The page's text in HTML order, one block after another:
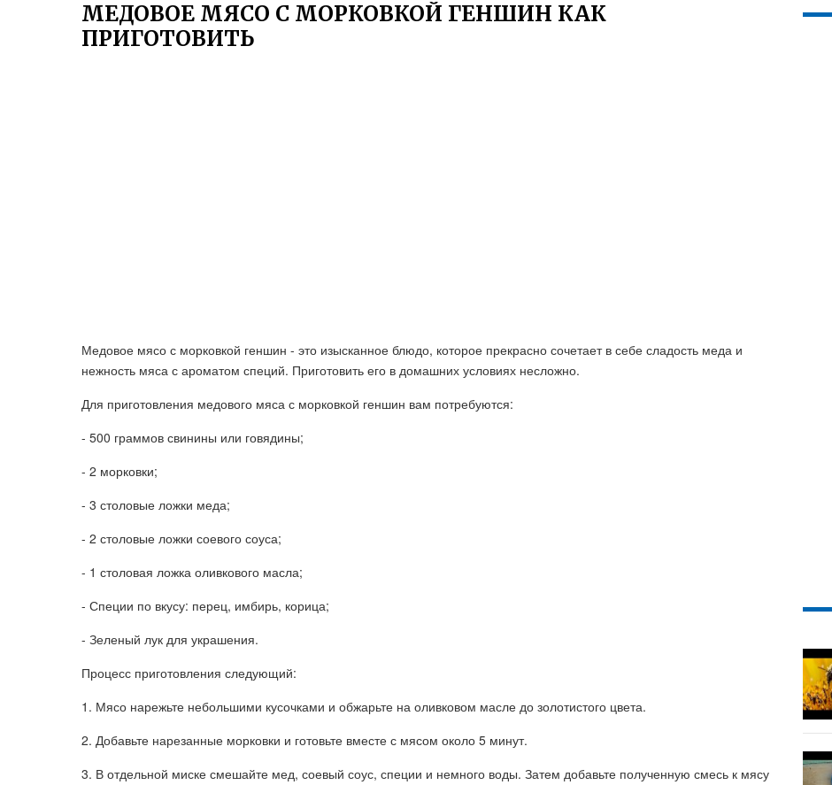
МЕДОВОЕ МЯСО С МОРКОВКОЙ ГЕНШИН КАК
ПРИГОТОВИТЬ
Медовое мясо с морковкой геншин - это изысканное блюдо, которое прекрасно сочетает в себе сладость меда и
нежность мяса с ароматом специй. Приготовить его в домашних условиях несложно.
Для приготовления медового мяса с морковкой геншин вам потребуются:
- 500 граммов свинины или говядины;
- 2 морковки;
- 3 столовые ложки меда;
- 2 столовые ложки соевого соуса;
- 1 столовая ложка оливкового масла;
- Специи по вкусу: перец, имбирь, корица;
- Зеленый лук для украшения.
Процесс приготовления следующий:
1. Мясо нарежьте небольшими кусочками и обжарьте на оливковом масле до золотистого цвета.
2. Добавьте нарезанные морковки и готовьте вместе с мясом около 5 минут.
3. В отдельной миске смешайте мед, соевый соус, специи и немного воды. Затем добавьте полученную смесь к мясу